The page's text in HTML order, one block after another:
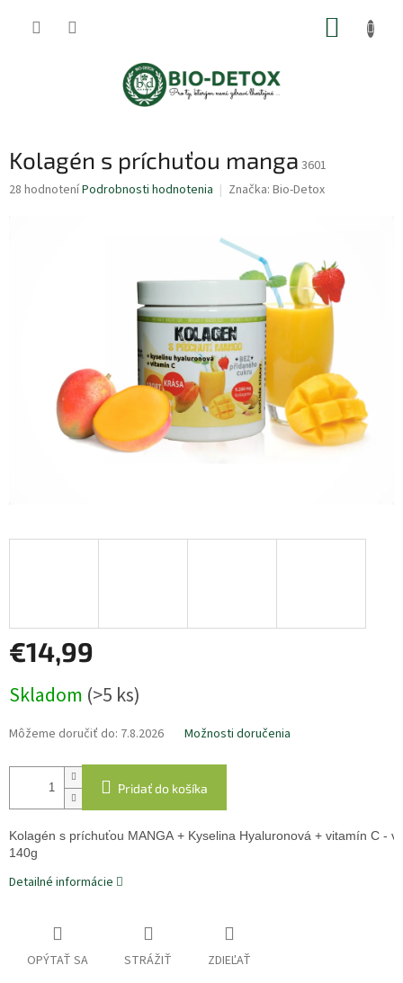
Kolagén s príchuťou manga 3601
Priemerné
28 hodnoteníPodrobnosti hodnotenia Značka: Bio-Detox
€14,99
cena:
Skladom (>5 ks)
Môžeme doručiť do: 7.8.2026 Možnosti doručenia
Pridať do košíka
Kolagén s príchuťou MANGA + Kyselina Hyaluronová + vitamín C - v
140g
Detailné informácie
OPÝTAŤ SA STRÁŽIŤ ZDIEĽAŤ